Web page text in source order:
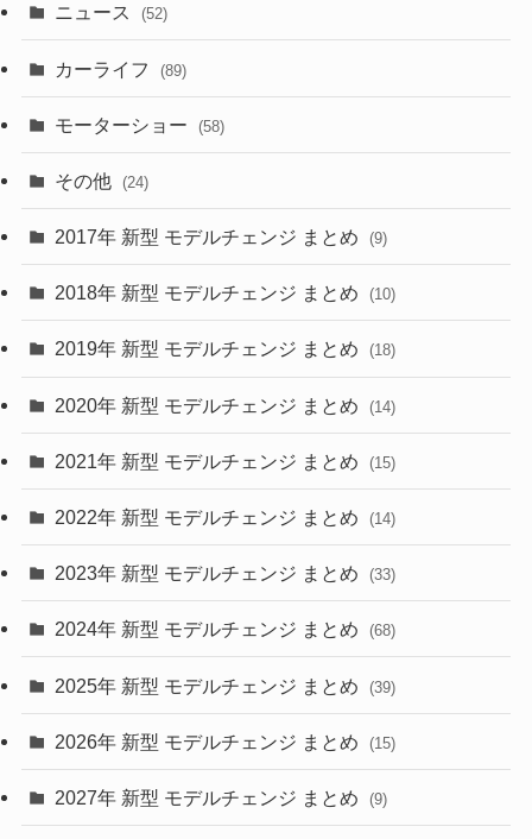
(43)
(6)
(9)
(30)
(27)
(28)
(27)
(26)
(10)
(35)
(10)
(9)
(22)
(4)
(9)
(4)
(1)
ニュース (52)
カーライフ (89)
モーターショー (58)
その他 (24)
2017年 新型 モデルチェンジ まとめ (9)
2018年 新型 モデルチェンジ まとめ (10)
2019年 新型 モデルチェンジ まとめ (18)
2020年 新型 モデルチェンジ まとめ (14)
2021年 新型 モデルチェンジ まとめ (15)
2022年 新型 モデルチェンジ まとめ (14)
2023年 新型 モデルチェンジ まとめ (33)
2024年 新型 モデルチェンジ まとめ (68)
2025年 新型 モデルチェンジ まとめ (39)
2026年 新型 モデルチェンジ まとめ (15)
2027年 新型 モデルチェンジ まとめ (9)